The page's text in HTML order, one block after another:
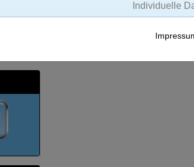
Es wurden
Individuelle